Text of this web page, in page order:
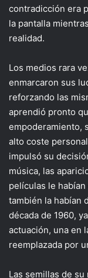
contradicción era
la pantalla
realidad.
Los medios rara
enmarcaron sus
reforzando las
aprendió pronto
empoderamiento,
alto coste
impulsó su
música, las
películas le
también la habían
década de 1960,
actuación, una en
reemplazada por
Las semillas de